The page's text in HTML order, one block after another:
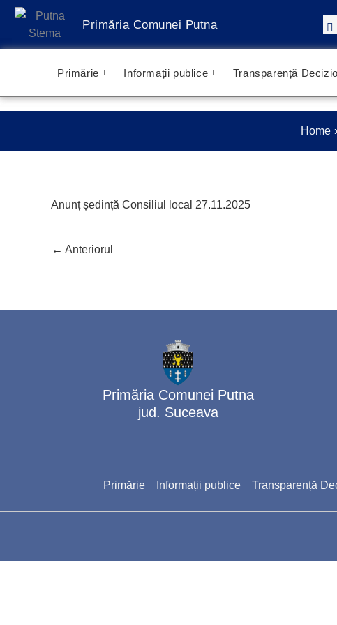
Treci
conținut
Primăria Comunei Putna
Primărie Informații publice Transparență
Home
Anunț ședință Consiliul local 27.11.2025
← Anteriorul
Primăria Comunei Putna
jud. Suceava
Primărie Informații publice Transparență